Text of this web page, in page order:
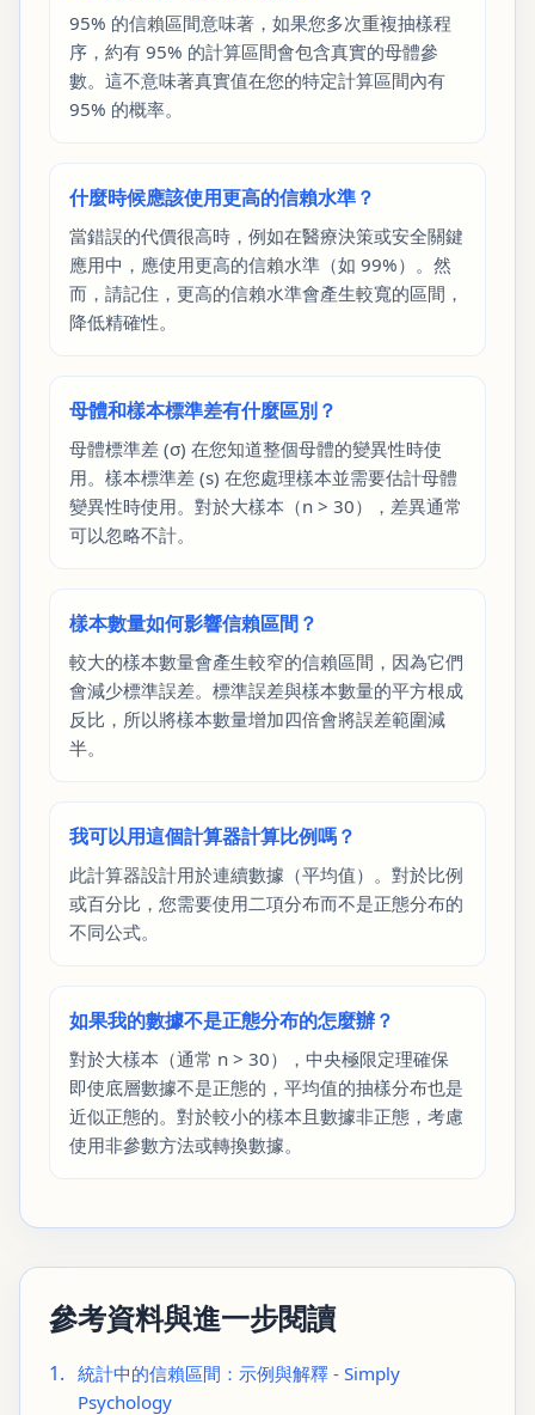
95% 的信賴區間意味著，如果您多次重複抽樣程
序，約有 95% 的計算區間會包含真實的母體參
數。這不意味著真實值在您的特定計算區間內有
95% 的概率。
什麼時候應該使用更高的信賴水準？
當錯誤的代價很高時，例如在醫療決策或安全關鍵
應用中，應使用更高的信賴水準（如 99%）。然
而，請記住，更高的信賴水準會產生較寬的區間，
降低精確性。
母體和樣本標準差有什麼區別？
母體標準差 (σ) 在您知道整個母體的變異性時使
用。樣本標準差 (s) 在您處理樣本並需要估計母體
變異性時使用。對於大樣本（n > 30），差異通常
可以忽略不計。
樣本數量如何影響信賴區間？
較大的樣本數量會產生較窄的信賴區間，因為它們
會減少標準誤差。標準誤差與樣本數量的平方根成
反比，所以將樣本數量增加四倍會將誤差範圍減
半。
我可以用這個計算器計算比例嗎？
此計算器設計用於連續數據（平均值）。對於比例
或百分比，您需要使用二項分布而不是正態分布的
不同公式。
如果我的數據不是正態分布的怎麼辦？
對於大樣本（通常 n > 30），中央極限定理確保
即使底層數據不是正態的，平均值的抽樣分布也是
近似正態的。對於較小的樣本且數據非正態，考慮
使用非參數方法或轉換數據。
參考資料與進一步閱讀
1. 統計中的信賴區間：示例與解釋 - Simply
Psychology